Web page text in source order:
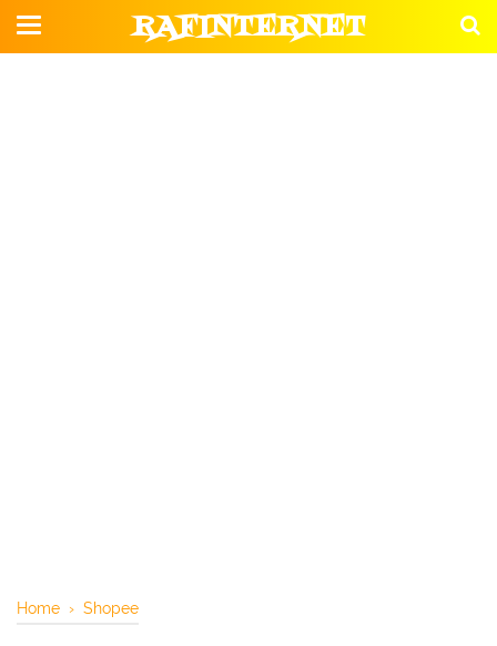
RAFINTERNET
Home › Shopee